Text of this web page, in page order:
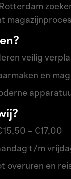
veilig
en
– €17,00
t/m
overuren en